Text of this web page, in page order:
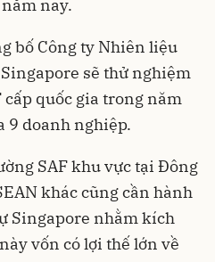
nay.
bố Công ty Nhiên liệu
sẽ thử nghiệm
cấp quốc gia trong năm
9 doanh nghiệp.
SAF khu vực tại Đông
khác cũng cần hành
Singapore nhằm kích
vốn có lợi thế lớn về